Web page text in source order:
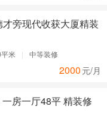
旁现代收获大厦精装
米 |
中等装修
2000 元/月
房一厅48平 精装修